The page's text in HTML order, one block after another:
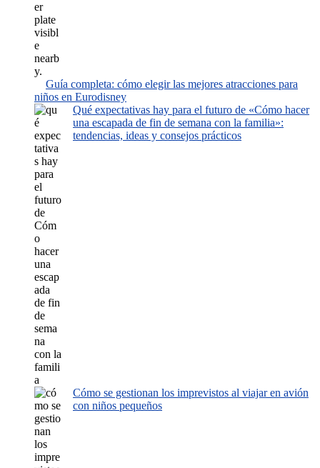
Guía completa: cómo elegir las mejores atracciones para
niños en Eurodisney
Qué expectativas hay para el futuro de «Cómo hacer
una escapada de fin de semana con la familia»:
tendencias, ideas y consejos prácticos
Cómo se gestionan los imprevistos al viajar en avión
con niños pequeños